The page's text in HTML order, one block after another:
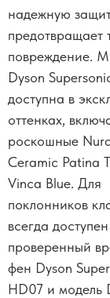
надежную
предотвращает
повреждение.
Dyson
доступна в
оттенках,
роскошные
Ceramic Patina
Vinca Blue. Для
поклонников
всегда доступен
проверенный
фен Dyson
HD07 и модель